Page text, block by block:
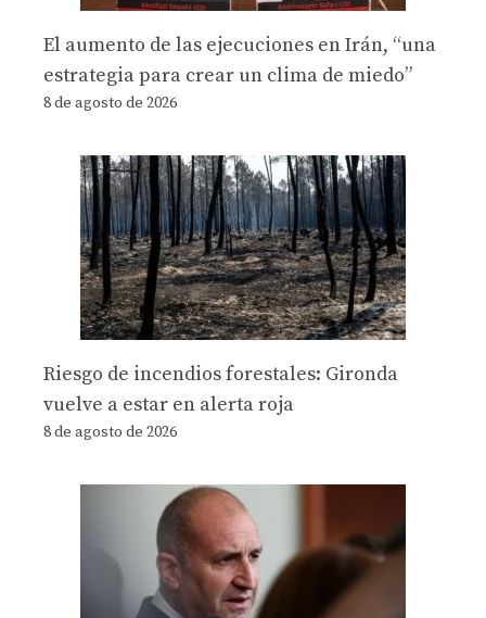
El aumento de las ejecuciones en Irán, “una
estrategia para crear un clima de miedo”
8 de agosto de 2026
Riesgo de incendios forestales: Gironda
vuelve a estar en alerta roja
8 de agosto de 2026